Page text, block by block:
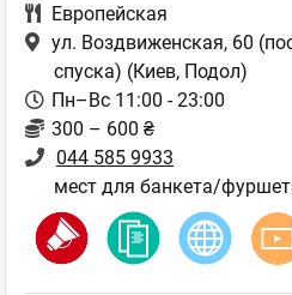
Европейская
ул. Воздвиженская, 60
спуска) (Киев, Подол)
Пн–Вс 11:00 - 23:00
300 – 600 ₴
044 585 9933
мест для банкета/